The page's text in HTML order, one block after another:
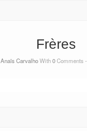
Frères
Anaïs CarvalhoWith0Comments -